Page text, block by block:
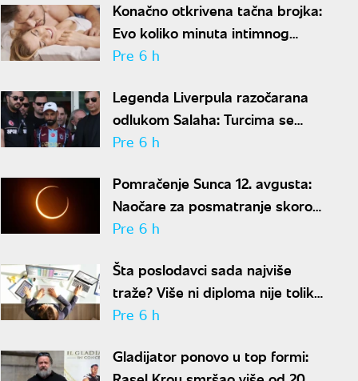
Konačno otkrivena tačna brojka:
Evo koliko minuta intimnog
odnosa je ženi potrebno da bi
Pre 6 h
Legenda Liverpula razočarana
odlukom Salaha: Turcima se
neće dopasti ove reči
Pre 6 h
Pomračenje Sunca 12. avgusta:
Naočare za posmatranje skoro
rasprodate
Pre 6 h
Šta poslodavci sada najviše
traže? Više ni diploma nije toliko
važna
Pre 6 h
Gladijator ponovo u top formi: